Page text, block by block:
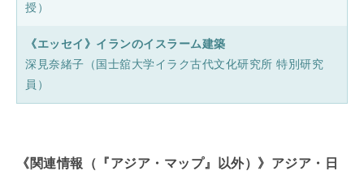
授）
《エッセイ》イランのイスラーム建築
深見奈緒子（国士舘大学イラク古代文化研究所 特別研究
員）
《関連情報（『アジア・マップ』以外）》アジア・日